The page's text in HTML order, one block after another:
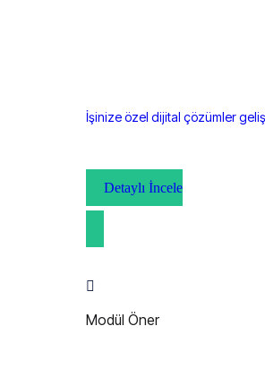
İşinize özel dijital çözümler
Detaylı İncele
Modül Öner